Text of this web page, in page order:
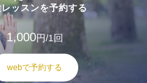
ッスンを予約する
1,000円/1回
webで予約する